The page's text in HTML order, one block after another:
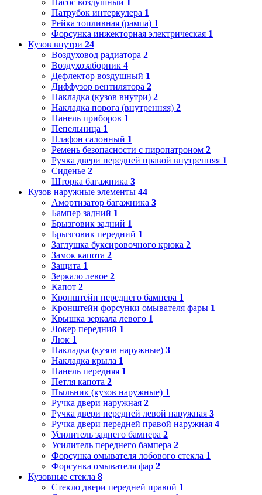
Патрубок интеркулера 1
Рейка топливная (рампа) 1
Форсунка инжекторная электрическая 1
Кузов внутри 24
Воздуховод радиатора 2
Воздухозаборник 4
Дефлектор воздушный 1
Диффузор вентилятора 2
Накладка (кузов внутри) 2
Накладка порога (внутренняя) 2
Панель приборов 1
Пепельница 1
Плафон салонный 1
Ремень безопасности с пиропатроном 2
Ручка двери передней правой внутренняя 1
Сиденье 2
Шторка багажника 3
Кузов наружные элементы 44
Амортизатор багажника 3
Бампер задний 1
Брызговик задний 1
Брызговик передний 1
Заглушка буксировочного крюка 2
Замок капота 2
Защита 1
Зеркало левое 2
Капот 2
Кронштейн переднего бампера 1
Кронштейн форсунки омывателя фары 1
Крышка зеркала левого 1
Локер передний 1
Люк 1
Накладка (кузов наружные) 3
Накладка крыла 1
Панель передняя 1
Петля капота 2
Пыльник (кузов наружные) 1
Ручка двери наружная 2
Ручка двери передней левой наружная 3
Ручка двери передней правой наружная 4
Усилитель заднего бампера 2
Усилитель переднего бампера 2
Форсунка омывателя лобового стекла 1
Форсунка омывателя фар 2
Кузовные стекла 8
Стекло двери передней правой 1